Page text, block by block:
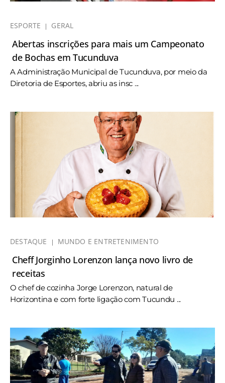
ESPORTE GERAL
Abertas inscrições para mais um Campeonato
de Bochas em Tucunduva
A Administração Municipal de Tucunduva, por meio da
Diretoria de Esportes, abriu as insc ...
DESTAQUE MUNDO E ENTRETENIMENTO
Cheff Jorginho Lorenzon lança novo livro de
receitas
O chef de cozinha Jorge Lorenzon, natural de
Horizontina e com forte ligação com Tucundu ...